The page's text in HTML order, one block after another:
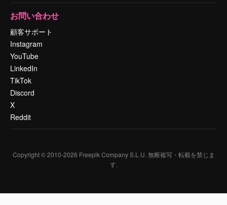
お問い合わせ
顧客サポート
Instagram
YouTube
LinkedIn
TikTok
Discord
X
Reddit
Copyright © 2010-2026 Freepik Company S.L.U. 無断複写・転載を禁じま
す.